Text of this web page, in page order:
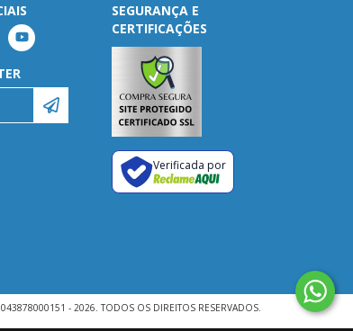
SEGURANÇA E
CERTIFICAÇÕES
Verificada por
- 2026. TODOS OS DIREITOS RESERVADOS.